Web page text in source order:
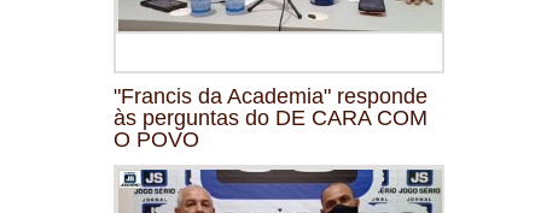
"Francis da Academia" responde
às perguntas do DE CARA COM
O POVO